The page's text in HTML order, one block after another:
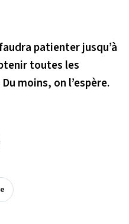
patienter jusqu’à
toutes les
moins, on l’espère.